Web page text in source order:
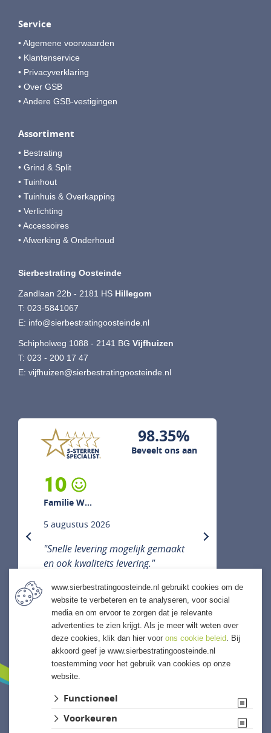
Service
• Algemene voorwaarden
• Klantenservice
• Privacyverklaring
• Over GSB
• Andere GSB-vestigingen
Assortiment
• Bestrating
• Grind & Split
• Tuinhout
• Tuinhuis & Overkapping
• Verlichting
• Accessoires
• Afwerking & Onderhoud
Sierbestrating Oosteinde
Zandlaan 22b - 2181 HS Hillegom
T: 023-5841067
E: info@sierbestratingoosteinde.nl
Schipholweg 1088 - 2141 BG Vijfhuizen
T: 023 - 200 17 47
E: vijfhuizen@sierbestratingoosteinde.nl
98.35%
Beveelt ons aan
10
Familie W...
5 augustus 2026
"Snelle levering mogelijk gemaakt
en ook kwaliteits levering."
previous next
ALLE ERVARINGEN
www.sierbestratingoosteinde.nl gebruikt cookies om de
website te verbeteren en te analyseren, voor social
media en om ervoor te zorgen dat je relevante
advertenties te zien krijgt. Als je meer wilt weten over
deze cookies, klik dan hier voor ons cookie beleid. Bij
akkoord geef je www.sierbestratingoosteinde.nl
toestemming voor het gebruik van cookies op onze
website.
Functioneel
Voorkeuren